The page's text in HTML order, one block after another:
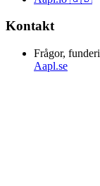
Kontakt
Frågor,
Aapl.se